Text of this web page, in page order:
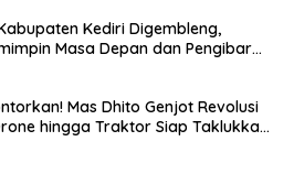
Kediri Digembleng,
Masa Depan dan Pengibar
Mas Dhito Genjot Revolusi
hingga Traktor Siap Taklukkan